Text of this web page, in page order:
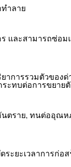
ำลาย
และสามารถซ่อ
าการรวมตัวขอ
ะทบต่อการขยาย
ตราย, ทนต่ออุณ
ะยะเวลาการก่